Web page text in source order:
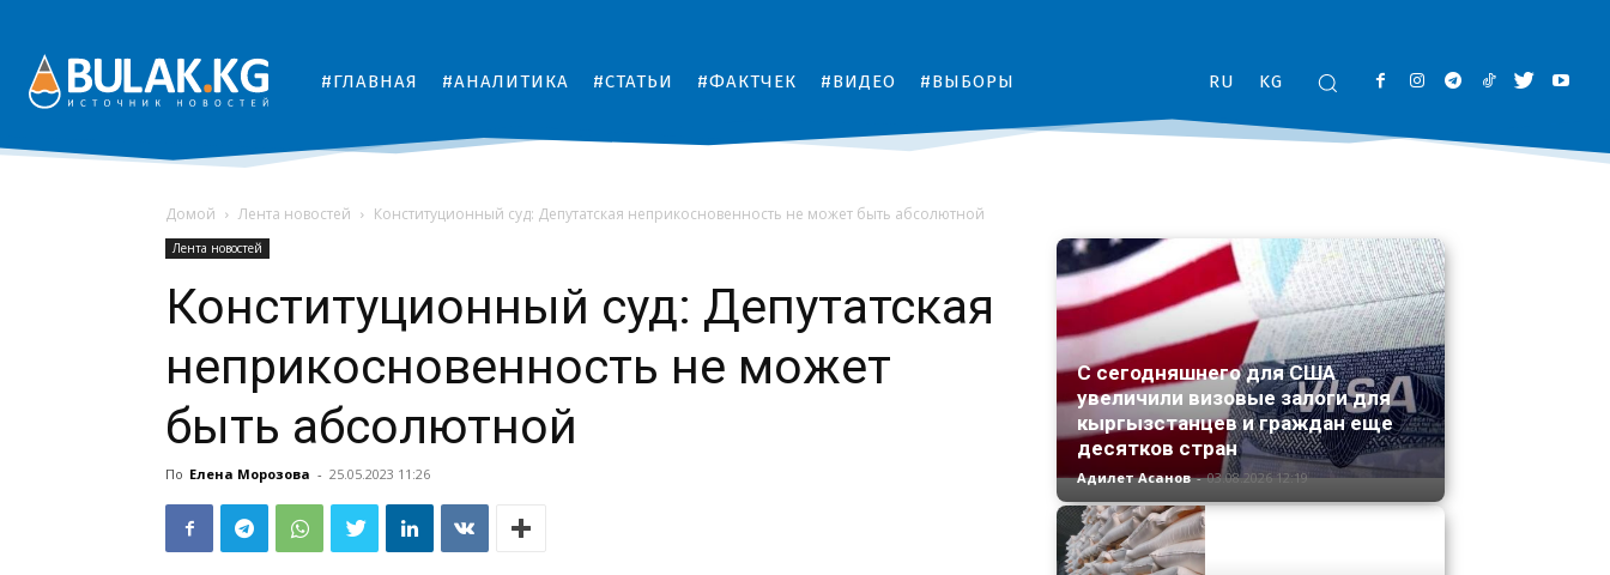
#ГЛАВНАЯ #АНАЛИТИКА #СТАТЬИ #ФАКТЧЕК #ВИДЕО #ВЫБОРЫ RU KG
Домой Лента новостей Конституционный суд: Депутатская неприкосновенность не может быть абсолютной
Лента новостей
Конституционный суд: Депутатская
неприкосновенность не может
быть абсолютной
По Елена Морозова - 25.05.2023 11:26
С сегодняшнего для США
увеличили визовые залоги для
кыргызстанцев и граждан еще
десятков стран
Адилет Асанов - 03.08.2026 12:19